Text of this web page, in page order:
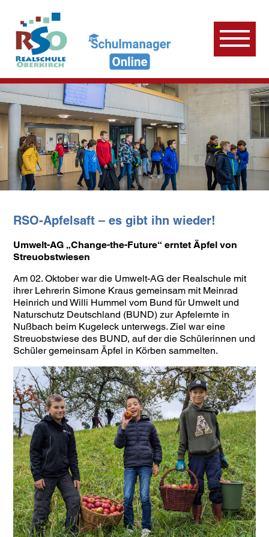
RSO-Apfelsaft – es gibt ihn wieder!
Umwelt-AG „Change-the-Future“ erntet Äpfel von
Streuobstwiesen
Am 02. Oktober war die Umwelt-AG der Realschule mit
ihrer Lehrerin Simone Kraus gemeinsam mit Meinrad
Heinrich und Willi Hummel vom Bund für Umwelt und
Naturschutz Deutschland (BUND) zur Apfelernte in
Nußbach beim Kugeleck unterwegs. Ziel war eine
Streuobstwiese des BUND, auf der die Schülerinnen und
Schüler gemeinsam Äpfel in Körben sammelten.